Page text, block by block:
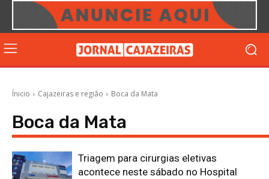
Ínicio Cajazeiras e região Boca da Mata
Boca da Mata
Triagem para cirurgias eletivas
acontece neste sábado no Hospital